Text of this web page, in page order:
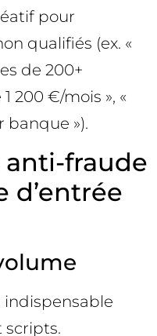
pour
qualifiés (ex. «
de 200+
200 €/mois », «
banque »).
anti-fraude
d’entrée
indispensable
scripts.